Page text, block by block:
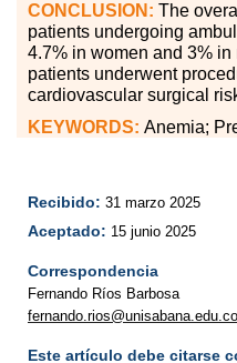
CONCLUSION: The
patients undergoing
4.7% in women and 3%
patients underwent
cardiovascular surgical
KEYWORDS: Anemia;
Recibido: 31 marzo 2025
Aceptado: 15 junio 2025
Correspondencia
Fernando Ríos Barbosa
fernando.rios@unisabana.edu.co
Este artículo debe citarse